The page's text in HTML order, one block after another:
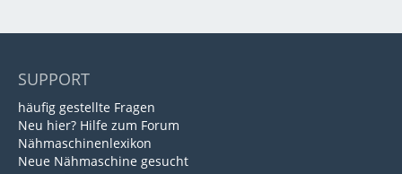
SUPPORT
häufig gestellte Fragen
Neu hier? Hilfe zum Forum
Nähmaschinenlexikon
Neue Nähmaschine gesucht